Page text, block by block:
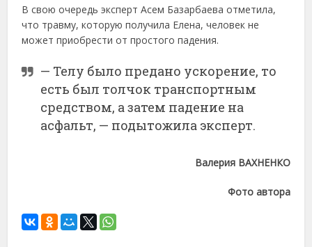
В свою очередь эксперт Асем Базарбаева отметила,
что травму, которую получила Елена, человек не
может приобрести от простого падения.
— Телу было предано ускорение, то
есть был толчок транспортным
средством, а затем падение на
асфальт, — подытожила эксперт.
Валерия ВАХНЕНКО
Фото автора